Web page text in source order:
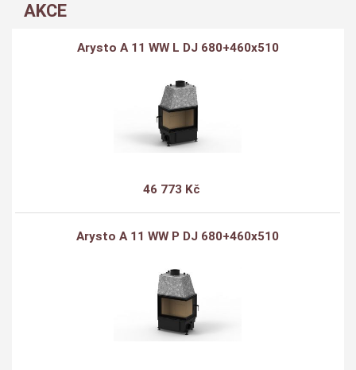
AKCE
Arysto A 11 WW L DJ 680+460x510
46 773 Kč
Arysto A 11 WW P DJ 680+460x510